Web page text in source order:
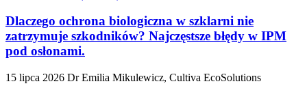
Dlaczego ochrona biologiczna w szklarni nie
zatrzymuje szkodników? Najczęstsze błędy w IPM
pod osłonami.
15 lipca 2026 Dr Emilia Mikulewicz, Cultiva EcoSolutions